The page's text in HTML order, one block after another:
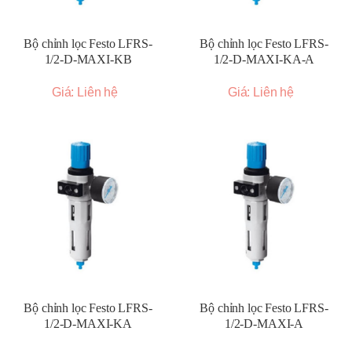
Bộ chỉnh lọc Festo LFRS-
1/2-D-MAXI-KB
Giá: Liên hệ
Bộ chỉnh lọc Festo LFRS-
1/2-D-MAXI-KA-A
Giá: Liên hệ
Bộ chỉnh lọc Festo LFRS-
1/2-D-MAXI-KA
Bộ chỉnh lọc Festo LFRS-
1/2-D-MAXI-A